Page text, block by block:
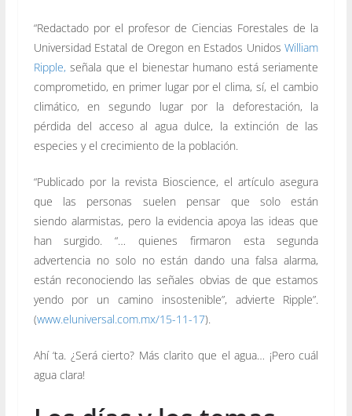
“Redactado por el profesor de Ciencias Forestales de la
Universidad Estatal de Oregon en Estados UnidosWilliam
Ripple, señala que el bienestar humano está seriamente
comprometido, en primer lugar por el clima, sí, el cambio
climático, en segundo lugar por la deforestación, la
pérdida del acceso al agua dulce, la extinción de las
especies y el crecimiento de la población.
“Publicado por la revista Bioscience, el artículo asegura
que las personas suelen pensar que solo están
siendo alarmistas, pero la evidencia apoya las ideas que
han surgido. “… quienes firmaron esta segunda
advertencia no solo no están dando una falsa alarma,
están reconociendo las señales obvias de que estamos
yendo por un camino insostenible”, advierte Ripple”.
(www.eluniversal.com.mx/15-11-17).
Ahí ‘ta. ¿Será cierto? Más clarito que el agua… ¡Pero cuál
agua clara!